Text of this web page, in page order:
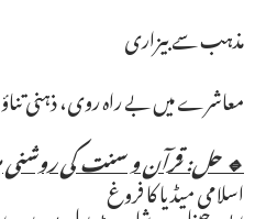
مذہب سے بیزاری
معاشرے میں بے راہ روی، ذہنی
🔹 حل: قرآن و سنت کی روشنی
اسلامی میڈیا کا فروغ